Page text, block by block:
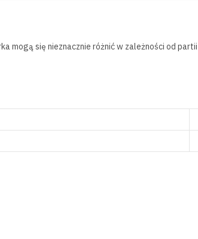
mogą się nieznacznie różnić w zależności od